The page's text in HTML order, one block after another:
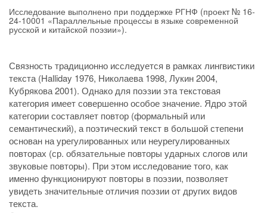
Исследование выполнено при поддержке РГНФ (проект № 16-
24-10001 «Параллельные процессы в языке современной
русской и китайской поэзии»).
Связность традиционно исследуется в рамках лингвистики
текста (Halliday 1976, Николаева 1998, Лукин 2004,
Кубрякова 2001). Однако для поэзии эта текстовая
категория имеет совершенно особое значение. Ядро этой
категории составляет повтор (формальный или
семантический), а поэтический текст в большой степени
основан на урегулированных или неурегулированных
повторах (ср. обязательные повторы ударных слогов или
звуковые повторы). При этом исследование того, как
именно функционируют повторы в поэзии, позволяет
увидеть значительные отличия поэзии от других видов
текста.